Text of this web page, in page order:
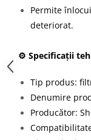
Permite
deteriorat.
⚙️ Specificații
Tip produs:
Denumire
Producător: